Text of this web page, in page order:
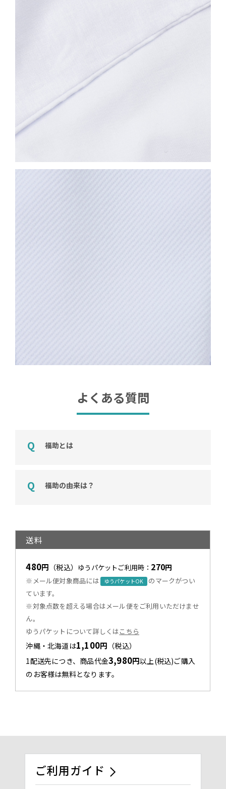
よくある質問
福助とは
福助の由来は？
送料
480円 （税込） ゆうパケットご利用時： 270円
※メール便対象商品には ゆうパケットOK
のマークがつい
ています。
※対象点数を超える場合はメール便をご利用いただけませ
ん。
ゆうパケットについて詳しくはこちら
沖縄・北海道は1,100円 （税込）
1配送先につき、商品代金3,980円以上(税込)ご購入
のお客様は無料となります。
ご利用ガイド